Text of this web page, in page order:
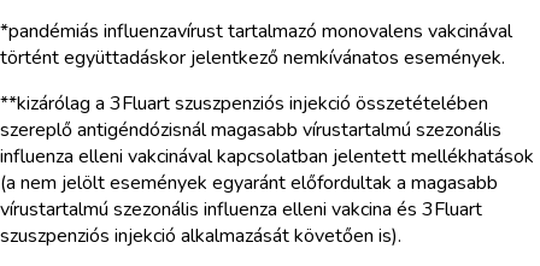
*pandémiás influenzavírust tartalmazó monovalens vakcinával
történt együttadáskor jelentkező nemkívánatos események.
**kizárólag a 3Fluart szuszpenziós injekció összetételében
szereplő antigéndózisnál magasabb vírustartalmú szezonális
influenza elleni vakcinával kapcsolatban jelentett mellékhatások
(a nem jelölt események egyaránt előfordultak a magasabb
vírustartalmú szezonális influenza elleni vakcina és 3Fluart
szuszpenziós injekció alkalmazását követően is).